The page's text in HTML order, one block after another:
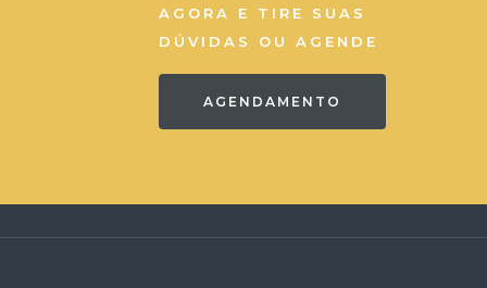
AGORA E TIRE SUAS
DÚVIDAS OU AGENDE
AGENDAMENTO